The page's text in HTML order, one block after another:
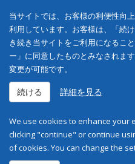
当サイトでは、お客様の利便性向
利用しています。お客様は、「続
き続き当サイトをご利用になるこ
ー」に同意したものとみなされま
変更が可能です。
続ける 詳細を見る
We use cookies to enhance your
clicking "continue" or continue
of cookies. You can change the